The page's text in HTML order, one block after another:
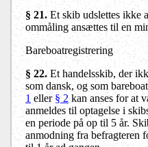
§ 21. Et skib udslettes ikke
ommåling ansættes til en
Bareboatregistrering
§ 22. Et handelsskib, der
som dansk, og som
1eller§ 2kan anses for at
anmeldes til optagelse i
en periode på op til 5 år.
anmodning fra befragteren